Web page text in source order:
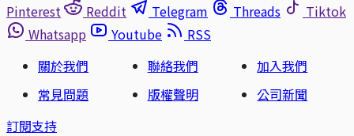
Pinterest
Reddit Telegram Threads
Tiktok
Whatsapp
Youtube
RSS
關於我們
聯絡我們
加入我們
常見問題
版權聲明
公司新聞
訂閱支持